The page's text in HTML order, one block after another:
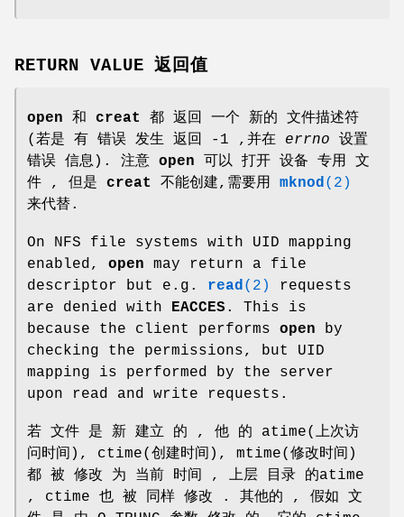
RETURN VALUE 返回值
open 和 creat
都 返回 一个 新的 文件描述符
(若是 有 错误 发生 返回 -1 ,并在 errno 设置
错误 信息). 注意 open 可以 打开 设备 专用 文
件 , 但是 creat 不能创建,需要用 mknod(2)
来代替.
On NFS file systems with UID mapping
enabled, open may return a file
descriptor but e.g. read(2)
requests
are denied with EACCES . This is
because the client performs open by
checking the permissions, but UID
mapping is performed by the server
upon read and write requests.
若 文件 是 新 建立 的 , 他 的 atime(上次访
问时间), ctime(创建时间), mtime(修改时间)
都 被 修改 为 当前 时间 , 上层 目录 的atime
, ctime 也 被 同样 修改 . 其他的 , 假如 文